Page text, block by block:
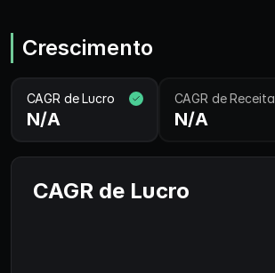
Crescimento
CAGR de Lucro
N/A
CAGR de Receita
N/A
CAGR de Lucro